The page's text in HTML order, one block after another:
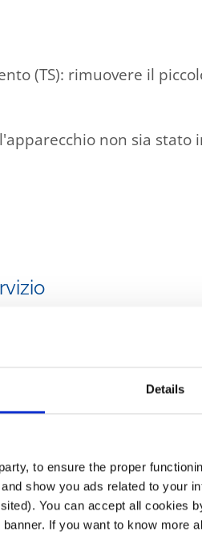
Details
to ensure the proper
show you ads related to your
You can accept all cookies
If you want to know more
(TS): rimuovere il
non sia